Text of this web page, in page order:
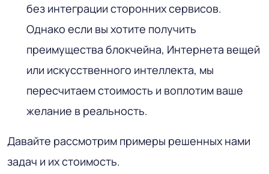
без интеграции сторонних сервисов.
Однако если вы хотите получить
преимущества блокчейна, Интернета вещей
или искусственного интеллекта, мы
пересчитаем стоимость и воплотим ваше
желание в реальность.
Давайте рассмотрим примеры решенных нами
задач и их стоимость.